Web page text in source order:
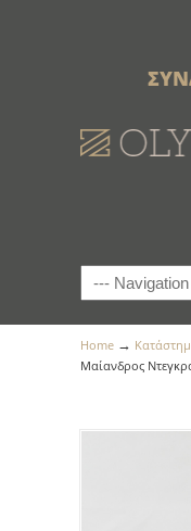
Home →
Μαίανδρος